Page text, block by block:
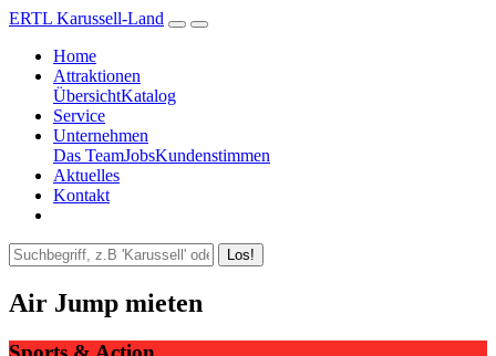
ERTL Karussell-Land
Home
Attraktionen
ÜbersichtKatalog
Service
Unternehmen
Das TeamJobsKundenstimmen
Aktuelles
Kontakt
Los!
Air Jump mieten